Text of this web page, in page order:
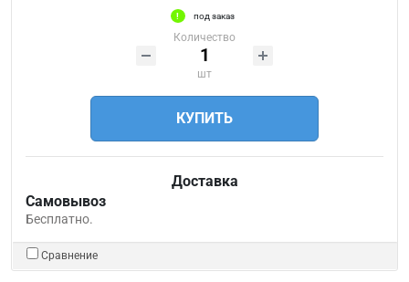
под заказ
Количество
шт
КУПИТЬ
Доставка
Самовывоз
Бесплатно.
Сравнение